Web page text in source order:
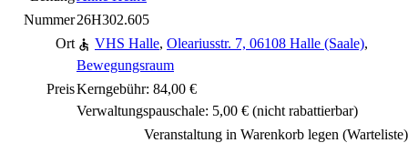
Nummer26H302.605
Ort
VHS Halle, Oleariusstr. 7, 06108 Halle (Saale),
Bewegungsraum
PreisKerngebühr: 84,00 €
Verwaltungspauschale: 5,00 € (nicht rabattierbar)
Veranstaltung in Warenkorb legen (Warteliste)